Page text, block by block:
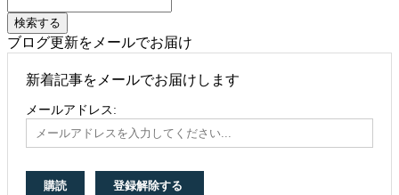
ブログ更新をメールでお届け
新着記事をメールでお届けします
メールアドレス: